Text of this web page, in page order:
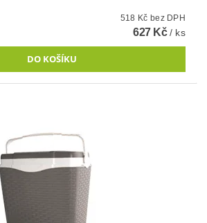
518 Kč bez DPH
627 Kč/ ks